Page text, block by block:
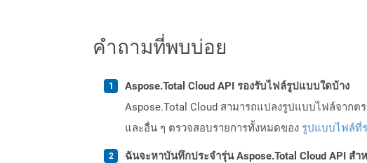
คำถามที่พบบ่อย
Aspose.Total Cloud API รองรับไฟล์รูปแบบใดบ้าง
Aspose.Total Cloud สามารถแปลงรูปแบบไฟล์จากตร
และอื่น ๆ ตรวจสอบรายการทั้งหมดของ รูปแบบไฟล์ที่
ฉันจะหาบันทึกประจำรุ่น Aspose.Total Cloud API ส